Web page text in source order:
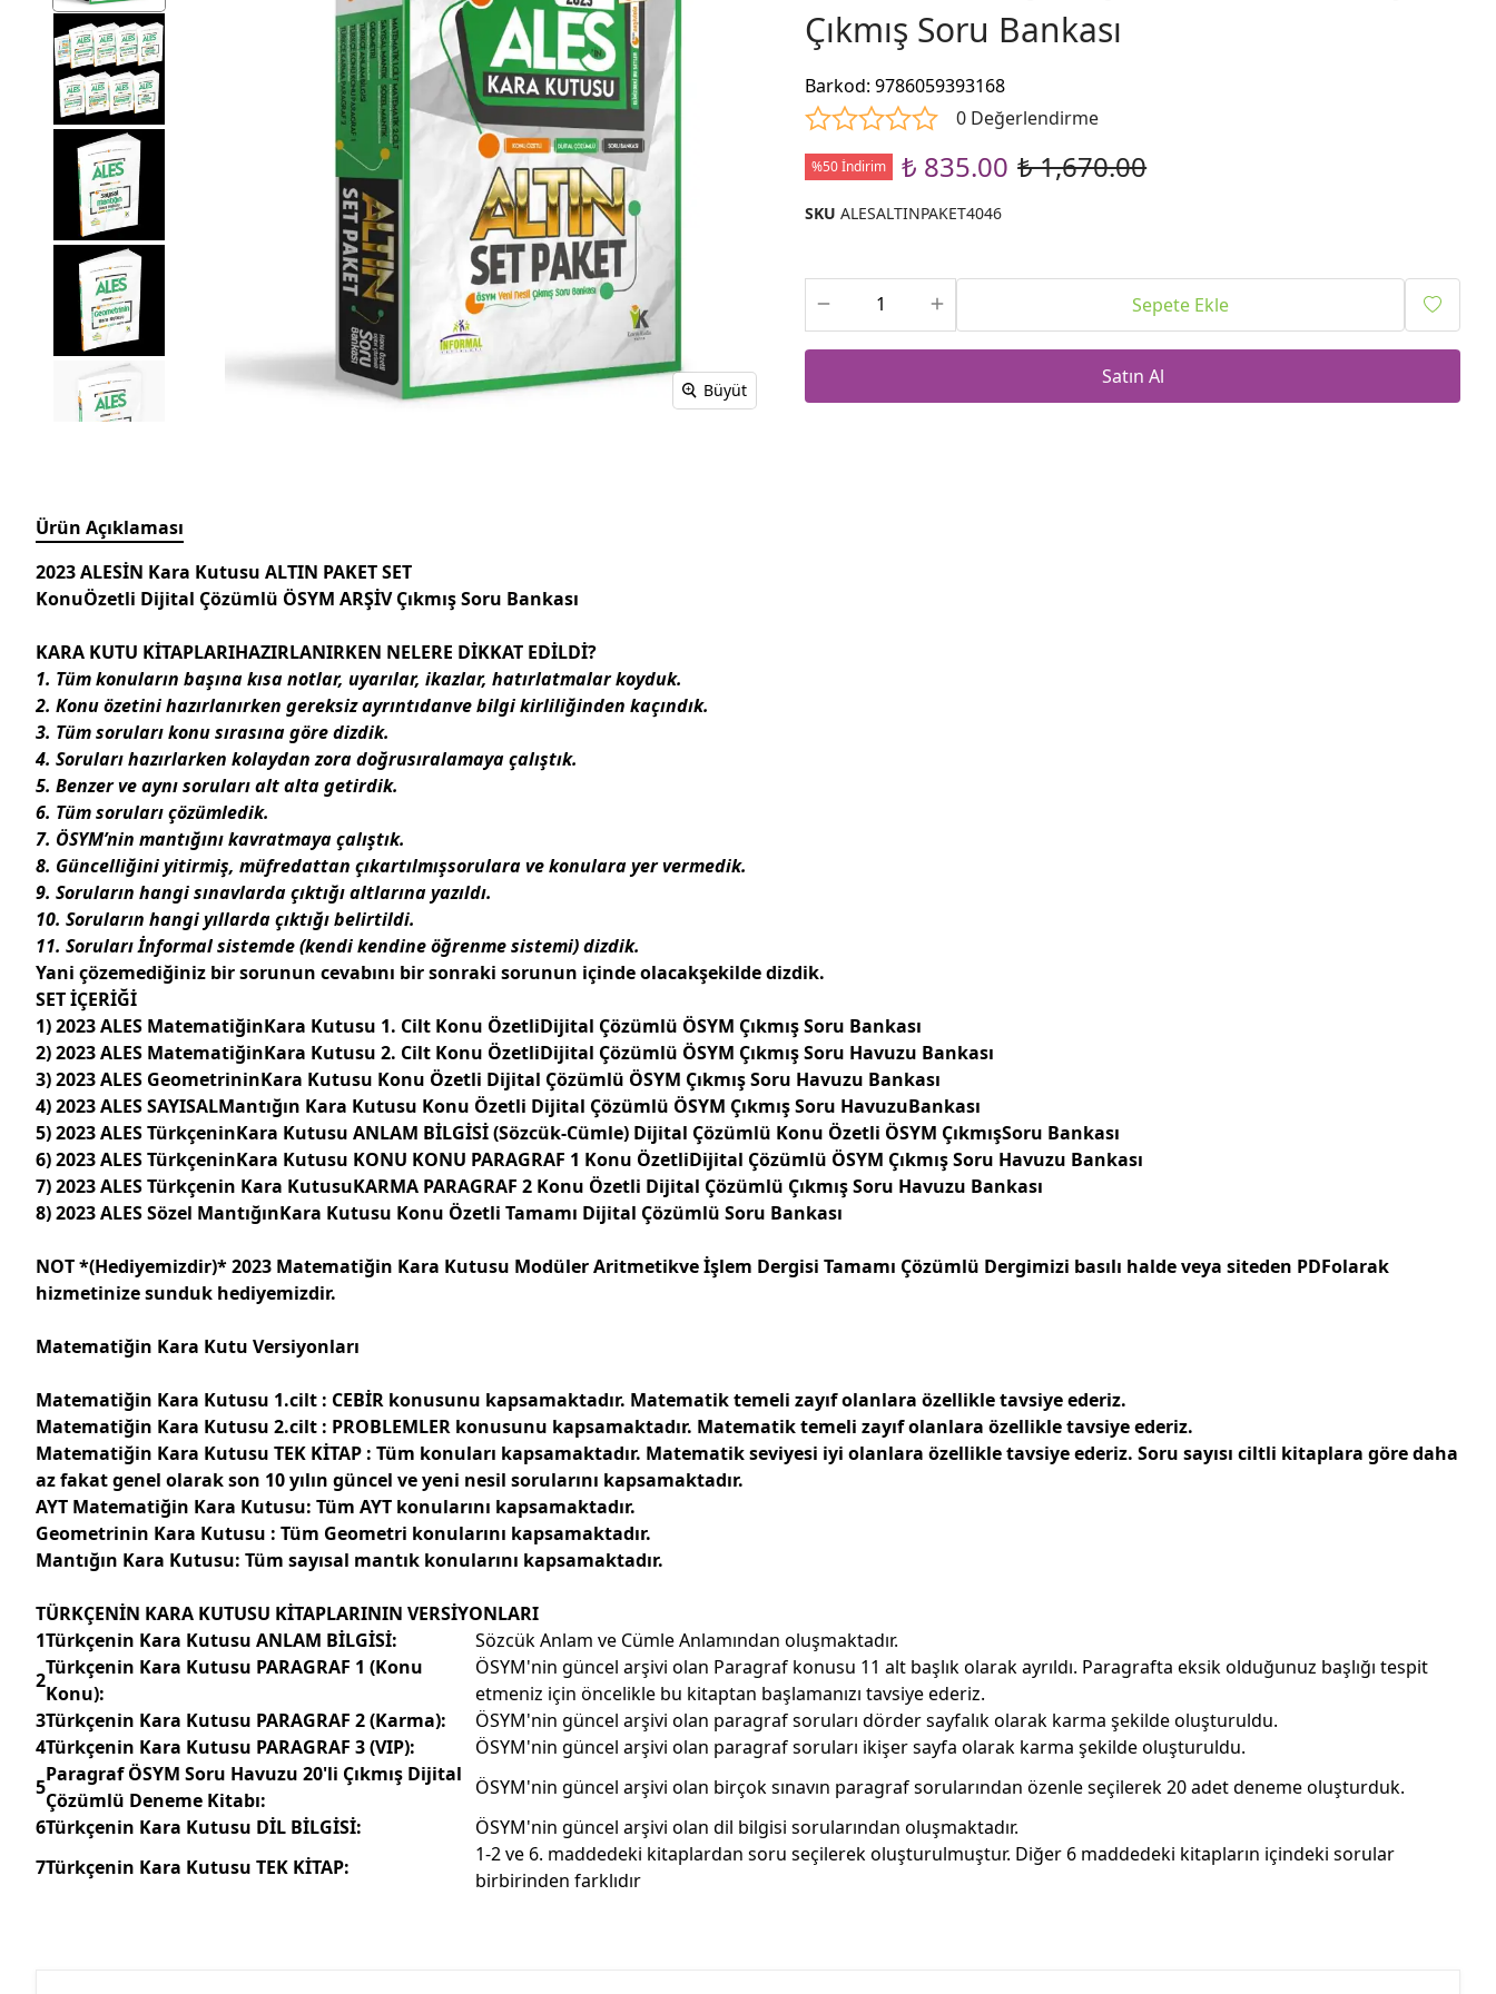
Büyüt
Çıkmış Soru Bankası
Barkod:9786059393168
0 Değerlendirme
%50 İndirim ₺ 835.00 ₺ 1,670.00
SKU ALESALTINPAKET4046
Sepete Ekle
Satın Al
Ürün Açıklaması
2023 ALESİN Kara Kutusu ALTIN PAKET SET
KonuÖzetli Dijital Çözümlü ÖSYM ARŞİV Çıkmış Soru Bankası
KARA KUTU KİTAPLARIHAZIRLANIRKEN NELERE DİKKAT EDİLDİ?
1. Tüm konuların başınakısa notlar, uyarılar, ikazlar, hatırlatmalarkoyduk.
2. Konu özetini hazırlanırken gereksiz ayrıntıdanve bilgi kirliliğinden kaçındık.
3. Tümsoruları konu sırasına göredizdik.
4. Soruları hazırlarken kolaydan zora doğrusıralamaya çalıştık.
5. Benzer ve aynı soruları alt alta getirdik.
6. Tüm soruları çözümledik.
7. ÖSYM’nin mantığını kavratmaya çalıştık.
8. Güncelliğini yitirmiş, müfredattan çıkartılmışsorulara ve konulara yer vermedik.
9. Soruların hangi sınavlarda çıktığı altlarına yazıldı.
10. Soruların hangi yıllarda çıktığı belirtildi.
11. Soruları İnformal sistemde (kendi kendine öğrenme sistemi) dizdik.
Yani çözemediğiniz bir sorunun cevabını bir sonraki sorunun içinde olacakşekilde dizdik.
SET İÇERİĞİ
1) 2023 ALES MatematiğinKara Kutusu 1. Cilt Konu ÖzetliDijital Çözümlü ÖSYM Çıkmış Soru Bankası
2) 2023 ALES MatematiğinKara Kutusu 2. Cilt Konu ÖzetliDijital Çözümlü ÖSYM Çıkmış Soru Havuzu Bankası
3) 2023 ALES GeometrininKara Kutusu Konu Özetli Dijital Çözümlü ÖSYM Çıkmış Soru Havuzu Bankası
4) 2023 ALES SAYISALMantığın Kara Kutusu Konu Özetli Dijital Çözümlü ÖSYM Çıkmış Soru HavuzuBankası
5) 2023 ALES TürkçeninKara Kutusu ANLAM BİLGİSİ (Sözcük-Cümle) Dijital Çözümlü Konu Özetli ÖSYM ÇıkmışSoru Bankası
6) 2023 ALES TürkçeninKara Kutusu KONU KONU PARAGRAF 1 Konu ÖzetliDijital Çözümlü ÖSYM Çıkmış Soru Havuzu Bankası
7) 2023 ALES Türkçenin Kara KutusuKARMA PARAGRAF 2 Konu Özetli Dijital Çözümlü Çıkmış Soru Havuzu Bankası
8) 2023 ALES Sözel MantığınKara Kutusu Konu Özetli Tamamı Dijital Çözümlü Soru Bankası
NOT *(Hediyemizdir)*2023 Matematiğin Kara Kutusu Modüler Aritmetikve İşlem Dergisi Tamamı Çözümlü Dergimizi basılı halde veya siteden PDFolarak
hizmetinize sunduk hediyemizdir.
Matematiğin Kara Kutu Versiyonları
Matematiğin Kara Kutusu 1.cilt : CEBİR konusunu kapsamaktadır. Matematik temeli zayıf olanlara özellikle tavsiye ederiz.
Matematiğin Kara Kutusu 2.cilt : PROBLEMLER konusunu kapsamaktadır. Matematik temeli zayıf olanlara özellikle tavsiye ederiz.
Matematiğin Kara Kutusu TEK KİTAP : Tüm konuları kapsamaktadır. Matematik seviyesi iyi olanlara özellikle tavsiye ederiz. Soru sayısı ciltli kitaplara göre daha
az fakat genel olarak son 10 yılın güncel ve yeni nesil sorularını kapsamaktadır.
AYT Matematiğin Kara Kutusu: Tüm AYT konularını kapsamaktadır.
Geometrinin Kara Kutusu : Tüm Geometri konularını kapsamaktadır.
Mantığın Kara Kutusu: Tüm sayısal mantık konularını kapsamaktadır.
TÜRKÇENİN KARA KUTUSU KİTAPLARININ VERSİYONLARI
1Türkçenin Kara Kutusu ANLAM BİLGİSİ:
Sözcük Anlam ve Cümle Anlamından oluşmaktadır.
2
Türkçenin Kara Kutusu PARAGRAF 1 (Konu
Konu):
ÖSYM'nin güncel arşivi olan Paragraf konusu 11 alt başlık ola­rak ayrıldı. Paragrafta eksik olduğunuz başlığı tespit
etmeniz için öncelikle bu kitaptan başlamanızı tavsiye ederiz.
3Türkçenin Kara Kutusu PARAGRAF 2 (Karma):
ÖSYM'nin güncel arşivi olan paragraf soruları dörder sayfalık olarak karma şekilde oluşturuldu.
4Türkçenin Kara Kutusu PARAGRAF 3 (VIP):
ÖSYM'nin güncel arşivi olan paragraf soruları ikişer sayfa ola­rak karma şekilde oluşturuldu.
5
Paragraf ÖSYM Soru Havuzu 20'li Çıkmış Dijital
Çözümlü Deneme Kitabı:
ÖSYM'nin güncel arşivi olan birçok sınavın paragraf soruların­dan özenle seçilerek 20 adet deneme oluşturduk.
6Türkçenin Kara Kutusu DİL BİLGİSİ:
ÖSYM'nin güncel arşivi olan dil bilgisi sorularından oluşmak­tadır.
7Türkçenin Kara Kutusu TEK KİTAP:
1-2 ve 6. maddedeki kitaplardan soru seçilerek oluşturulmuş­tur. Diğer 6 maddedeki kitapların içindeki sorular
birbirinden farklıdır